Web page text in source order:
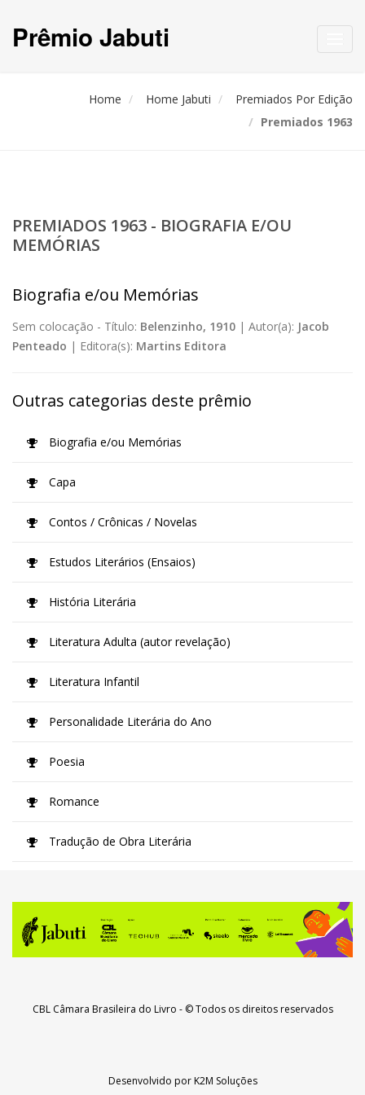
Prêmio Jabuti
Home Home Jabuti
Premiados Por Edição
Premiados 1963
PREMIADOS 1963 - BIOGRAFIA E/OU
MEMÓRIAS
Biografia e/ou Memórias
Sem colocação - Título: Belenzinho, 1910 | Autor(a): Jacob
Penteado | Editora(s): Martins Editora
Outras categorias deste prêmio
Biografia e/ou Memórias
Capa
Contos / Crônicas / Novelas
Estudos Literários (Ensaios)
História Literária
Literatura Adulta (autor revelação)
Literatura Infantil
Personalidade Literária do Ano
Poesia
Romance
Tradução de Obra Literária
CBL Câmara Brasileira do Livro - © Todos os direitos reservados
Desenvolvido porK2M Soluções